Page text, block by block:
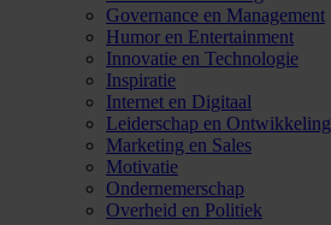
Governance en Management
Humor en Entertainment
Innovatie en Technologie
Inspiratie
Internet en Digitaal
Leiderschap en Ontwikkeling
Marketing en Sales
Motivatie
Ondernemerschap
Overheid en Politiek